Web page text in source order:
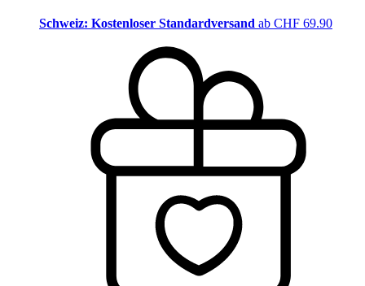
Schweiz: Kostenloser Standardversand ab CHF 69.90